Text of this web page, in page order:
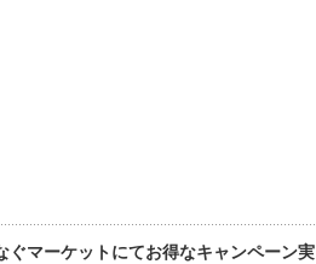
ぐマーケットにてお得なキャンペーン実